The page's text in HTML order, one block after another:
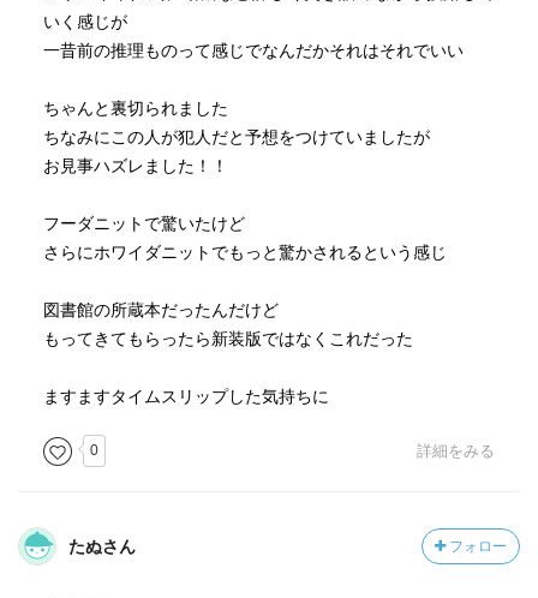
いく感じが
一昔前の推理ものって感じでなんだかそれはそれでいい
ちゃんと裏切られました
ちなみにこの人が犯人だと予想をつけていましたが
お見事ハズレました！！
フーダニットで驚いたけど
さらにホワイダニットでもっと驚かされるという感じ
図書館の所蔵本だったんだけど
もってきてもらったら新装版ではなくこれだった
ますますタイムスリップした気持ちに
0 詳細をみる
たぬさん フォロー